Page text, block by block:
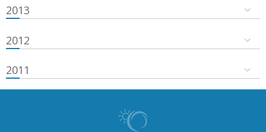
2013
2012
2011